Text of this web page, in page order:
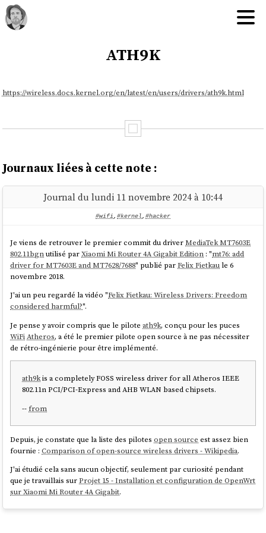
ath9k
https://wireless.docs.kernel.org/en/latest/en/users/drivers/ath9k.html
Journaux liées à cette note :
Journal du lundi 11 novembre 2024 à 10:44
#wifi, #kernel, #hacker
Je viens de retrouver le premier commit du driverMediaTek MT7603E
802.11bgnutilisé parXiaomi Mi Router 4A Gigabit Edition : "mt76: add
driver for MT7603E and MT7628/7688" publié parFelix Fietkaule 6
novembre 2018.
J'ai un peu regardé la vidéo "Felix Fietkau: Wireless Drivers: Freedom
considered harmful?".
Je pense y avoir compris que le piloteath9k, conçu pour les puces
WiFi Atheros, a été le premier pilote open source à ne pas nécessiter
de rétro-ingénierie pour être implémenté.
ath9kis a completely FOSS wireless driver for all Atheros IEEE
802.11n PCI/PCI-Express and AHB WLAN based chipsets.
--from
Depuis, je constate que la liste des pilotesopen source est assez bien
fournie :Comparison of open-source wireless drivers - Wikipedia.
J'ai étudié cela sans aucun objectif, seulement par curiosité pendant
que je travaillais surProjet 15 - Installation et configuration de OpenWrt
sur Xiaomi Mi Router 4A Gigabit.